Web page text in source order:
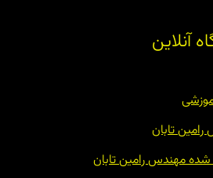
آنلاین
تابان
مهندس رامین تابان